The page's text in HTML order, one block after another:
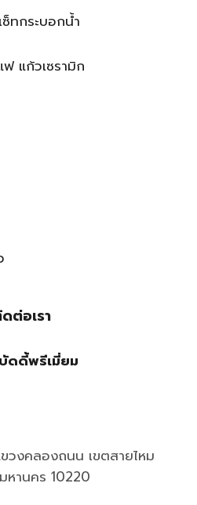
ทกระบอกน้ำ
ฟ แก้วเซรามิก
ต่อเรา
ดดี้พรีเมี่ยม
วงคลองถนน เขตสายไหม
หานคร 10220